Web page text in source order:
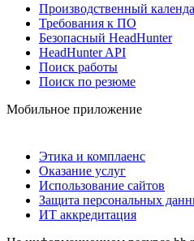
Производственный
Требования к ПО
Безопасный HeadHunter
HeadHunter API
Поиск работы
Поиск по резюме
Мобильное приложение
Этика и комплаенс
Оказание услуг
Использование сайтов
Защита персональных
ИТ аккредитация